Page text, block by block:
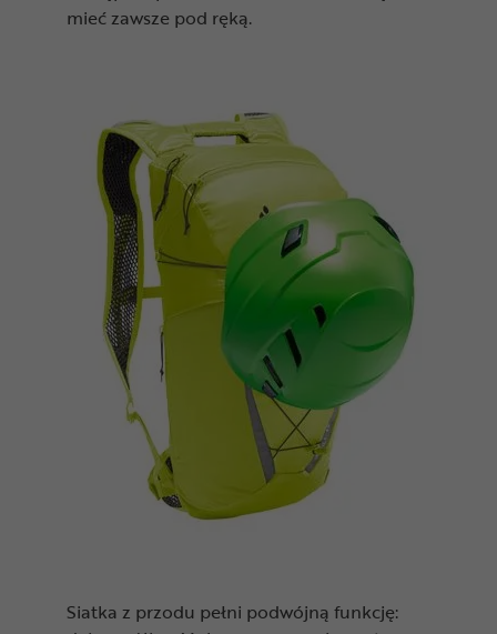
mieć zawsze pod ręką.
Siatka z przodu pełni podwójną funkcję: